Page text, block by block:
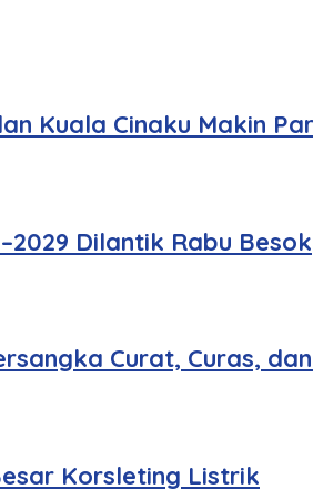
Kuala Cinaku Makin
Dilantik Rabu Besok
Curat, Curas,
Korsleting Listrik